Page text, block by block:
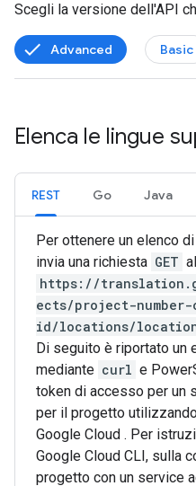
Scegli la versione dell'API
Advanced Basic
Elenca le lingue
REST Go Java
Per ottenere un elenco
invia una richiesta GET
https://
ects/project-
id/locations/location/
Di seguito è riportato un
mediante curl e
token di accesso per un
per il progetto
Google Cloud . Per
Google Cloud CLI, sulla
progetto con un service